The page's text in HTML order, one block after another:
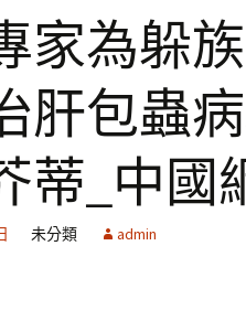
家為躲
肝包蟲
蒂_中國
未分類 admin